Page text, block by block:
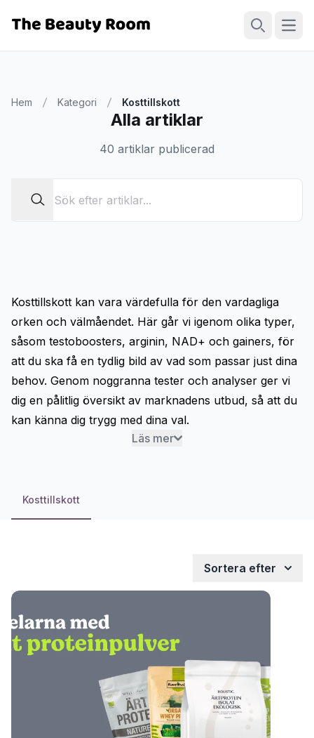
Hem Kategori Kosttillskott
Alla artiklar
40 artiklar publicerad
Kosttillskott kan vara värdefulla för den vardagliga
orken och välmåendet. Här går vi igenom olika typer,
såsom testoboosters, arginin, NAD+ och gainers, för
att du ska få en tydlig bild av vad som passar just dina
behov. Genom noggranna tester och analyser ger vi
dig en pålitlig översikt av marknadens utbud, så att du
kan känna dig trygg med dina val.
Läs mer
Kosttillskott
Sortera efter